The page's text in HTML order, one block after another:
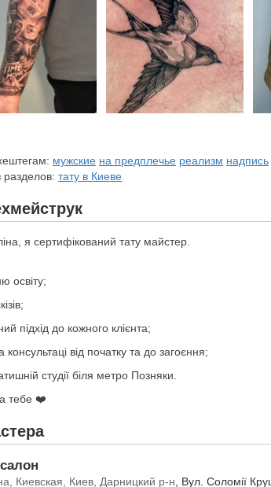
мужские на предплечье реализм надпись
разделов: тату в Киеве
я сертифікований тату майстер.
освіту;
підхід до кожного клієнта;
консультаці від початку та до загоєння;
студії біля метро Позняки.
тебе ❤️
Киевская, Киев, Дарницкий р-н, Вул. Соломії